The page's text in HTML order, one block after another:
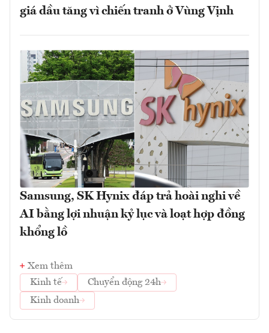
giá dầu tăng vì chiến tranh ở Vùng Vịnh
Samsung, SK Hynix đáp trả hoài nghi về
AI bằng lợi nhuận kỷ lục và loạt hợp đồng
khổng lồ
Xem thêm
Kinh tế
Chuyển động 24h
Kinh doanh